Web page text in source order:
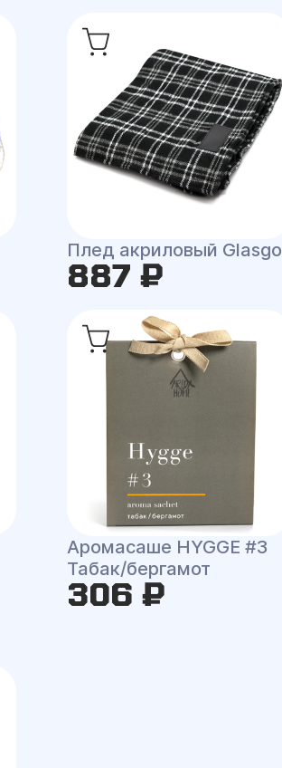
Плед акриловый Glasgo
887 ₽
Аромасаше HYGGE #3
Табак/бергамот
306 ₽